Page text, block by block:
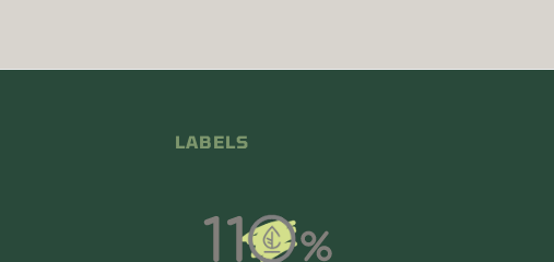
LABELS